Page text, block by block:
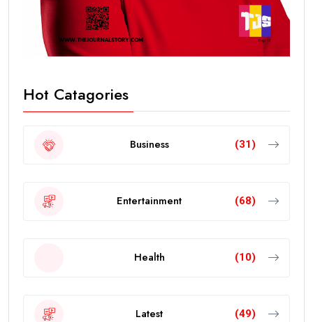
Hot Catagories
Business (31)
Entertainment (68)
Health (10)
Latest (49)